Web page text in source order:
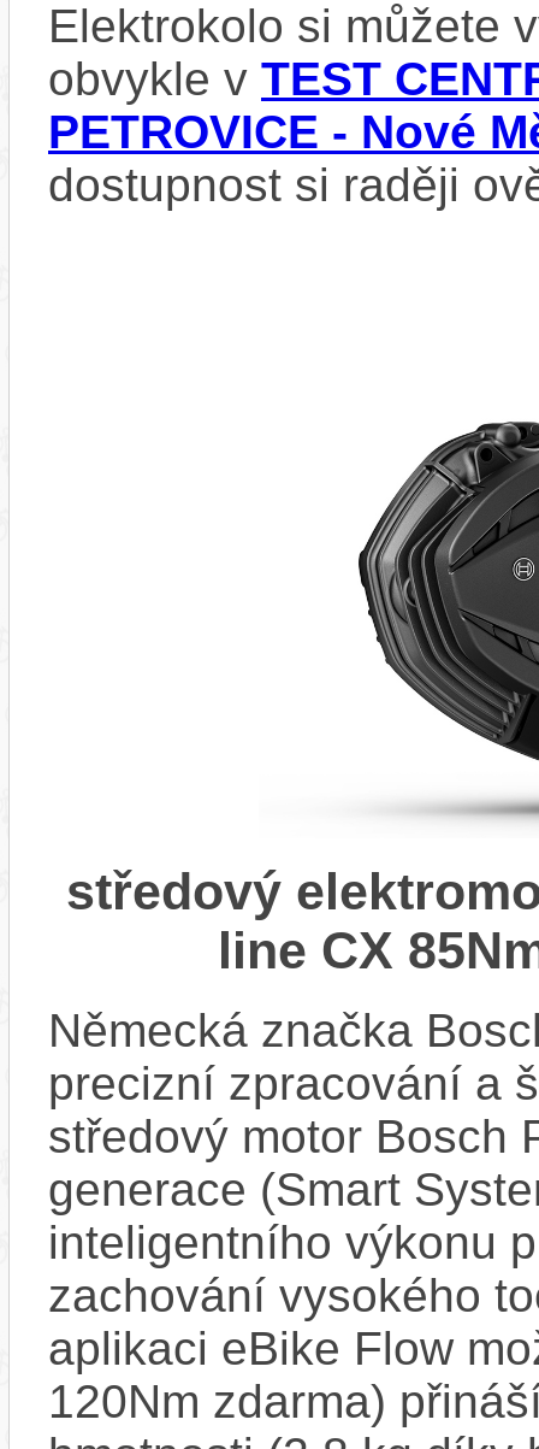
Elektrokolo si můžete
obvykle v TEST
PETROVICE - Nové
dostupnost si raději
středový
line CX
Německá značka
precizní zpracování a
středový motor Bosch
generace (Smart
inteligentního výkonu
zachování vysokého
aplikaci eBike Flow
120Nm zdarma)